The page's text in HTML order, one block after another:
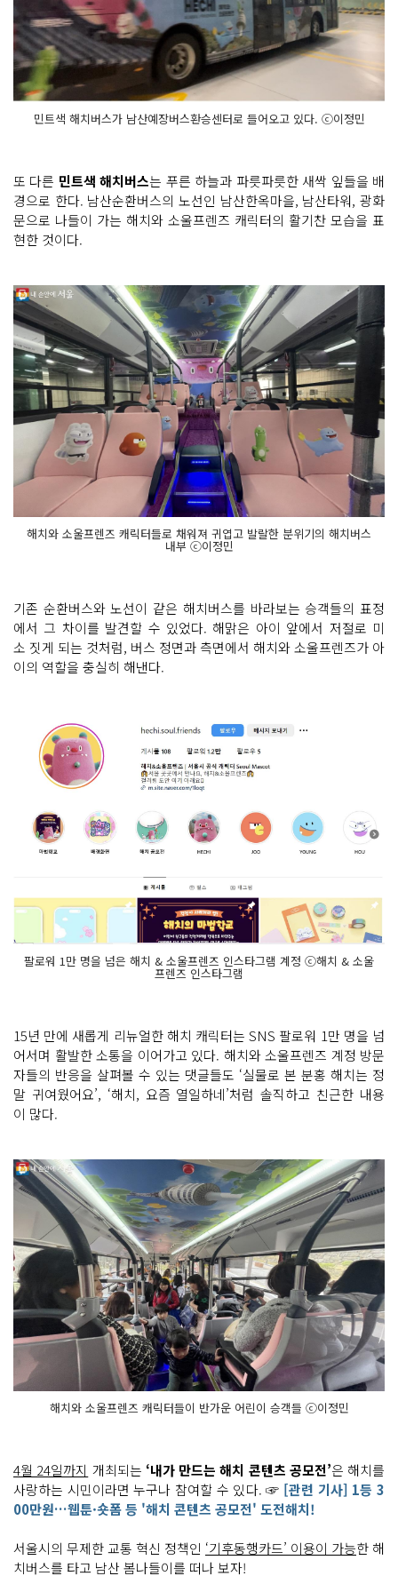
민트색 해치버스가 남산예장버스환승센터로 들어오고 있다. ⓒ이정민
또 다른 민트색 해치버스는 푸른 하늘과 파릇파릇한 새싹 잎들을 배
경으로 한다. 남산순환버스의 노선인 남산한옥마을, 남산타워, 광화
문으로 나들이 가는 해치와 소울프렌즈 캐릭터의 활기찬 모습을 표
현한 것이다.
해치와 소울프렌즈 캐릭터들로 채워져 귀엽고 발랄한 분위기의 해치버스
내부 ⓒ이정민
기존 순환버스와 노선이 같은 해치버스를 바라보는 승객들의 표정
에서 그 차이를 발견할 수 있었다. 해맑은 아이 앞에서 저절로 미
소 짓게 되는 것처럼, 버스 정면과 측면에서 해치와 소울프렌즈가 아
이의 역할을 충실히 해낸다.
팔로워 1만 명을 넘은 해치 & 소울프렌즈 인스타그램 계정 ⓒ해치 & 소울
프렌즈 인스타그램
15년 만에 새롭게 리뉴얼한 해치 캐릭터는 SNS 팔로워 1만 명을 넘
어서며 활발한 소통을 이어가고 있다. 해치와 소울프렌즈 계정 방문
자들의 반응을 살펴볼 수 있는 댓글들도 ‘실물로 본 분홍 해치는 정
말 귀여웠어요’, ‘해치, 요즘 열일하네’처럼 솔직하고 친근한 내용
이 많다.
해치와 소울프렌즈 캐릭터들이 반가운 어린이 승객들 ⓒ이정민
4월 24일까지 개최되는 ‘내가 만드는 해치 콘텐츠 공모전’은 해치를
사랑하는 시민이라면 누구나 참여할 수 있다. ☞ [관련 기사] 1등 3
00만원…웹툰·숏폼 등 '해치 콘텐츠 공모전' 도전해치!
서울시의 무제한 교통 혁신 정책인 ‘기후동행카드’ 이용이 가능한 해
치버스를 타고 남산 봄나들이를 떠나 보자!